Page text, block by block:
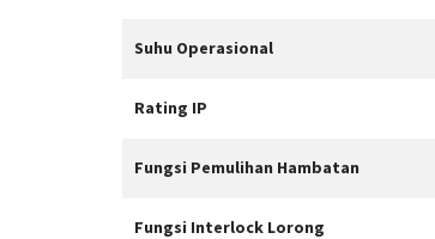
Suhu Operasional
Rating IP
Fungsi Pemulihan Hambatan
Fungsi Interlock Lorong